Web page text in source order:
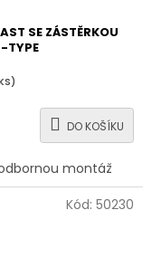
SE ZÁSTĚRKOU
TYPE
DO KOŠÍKU
montáž
Kód: 50230